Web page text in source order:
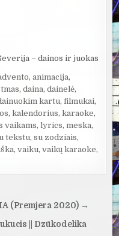
– dainos ir juokas
,animacija,
,daina,dainelė,
kartu,filmukai,
,kalendorius,karaoke,
vaikams,lyrics,meska,
tekstu,su zodziais,
,vaiku,vaikų karaoke,
(Premjera 2020) →
|| Dzūkodelika